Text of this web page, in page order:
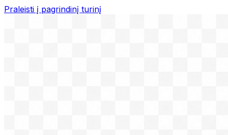
Praleisti į pagrindinį turinį